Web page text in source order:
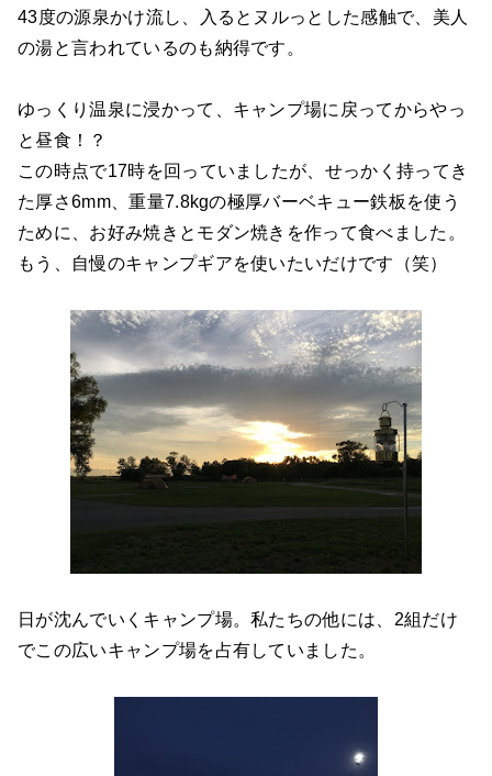
43度の源泉かけ流し、入るとヌルっとした感触で、美人
の湯と言われているのも納得です。
ゆっくり温泉に浸かって、キャンプ場に戻ってからやっ
と昼食！？
この時点で17時を回っていましたが、せっかく持ってき
た厚さ6mm、重量7.8kgの極厚バーベキュー鉄板を使う
ために、お好み焼きとモダン焼きを作って食べました。
もう、自慢のキャンプギアを使いたいだけです（笑）
日が沈んでいくキャンプ場。私たちの他には、2組だけ
でこの広いキャンプ場を占有していました。